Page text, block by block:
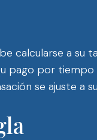
calcularse a su
pago por
se ajuste a